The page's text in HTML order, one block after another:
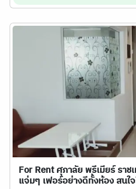
For Rent ศุภาลัย พรีเมียร์ ราช
แจ่มๆ เฟอร์อย่างดีทั้งห้อง สนใ